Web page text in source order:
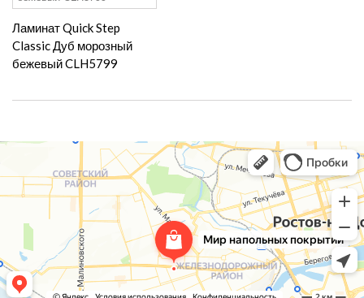
Ламинат Quick Step
Classic Дуб морозный
бежевый CLH5799